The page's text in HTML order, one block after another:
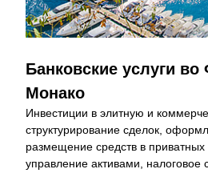
Банковские услуги
Монако
Инвестиции в элитную и
структурирование сделок,
размещение средств в приватных
управление активами, налоговое